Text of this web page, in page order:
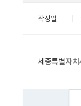
작성일
세종특별자